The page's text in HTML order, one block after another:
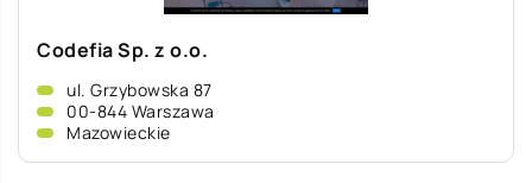
Codefia Sp. z o.o.
ul. Grzybowska 87
00-844 Warszawa
Mazowieckie